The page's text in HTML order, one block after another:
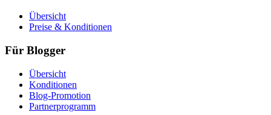
Übersicht
Preise & Konditionen
Für Blogger
Übersicht
Konditionen
Blog-Promotion
Partnerprogramm